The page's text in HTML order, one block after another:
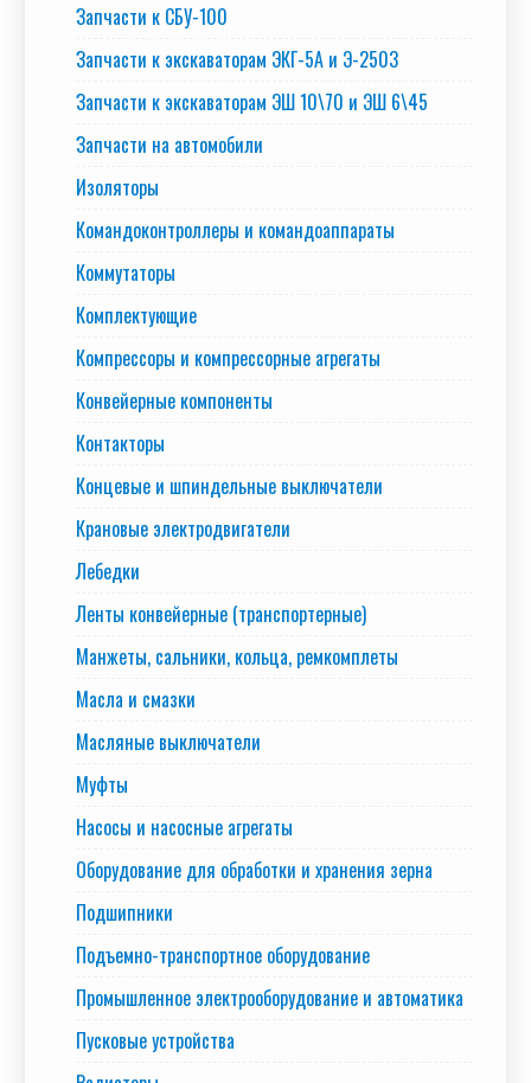
Запчасти к СБУ-100
Запчасти к экскаваторам ЭКГ-5А и Э-2503
Запчасти к экскаваторам ЭШ 10\70 и ЭШ 6\45
Запчасти на автомобили
Изоляторы
Командоконтроллеры и командоаппараты
Коммутаторы
Комплектующие
Компрессоры и компрессорные агрегаты
Конвейерные компоненты
Контакторы
Концевые и шпиндельные выключатели
Крановые электродвигатели
Лебедки
Ленты конвейерные (транспортерные)
Манжеты, сальники, кольца, ремкомплеты
Масла и смазки
Масляные выключатели
Муфты
Насосы и насосные агрегаты
Оборудование для обработки и хранения зерна
Подшипники
Подъемно-транспортное оборудование
Промышленное электрооборудование и автоматика
Пусковые устройства